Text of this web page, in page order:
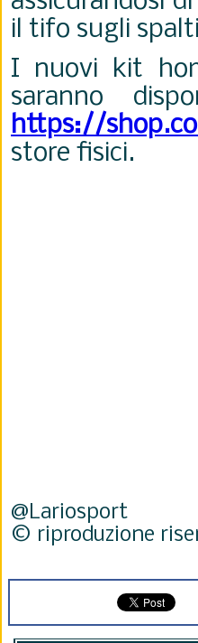
il tifo sugli
I nuovi kit
saranno
https://
store fisici.
@Lariosport
© riproduzione